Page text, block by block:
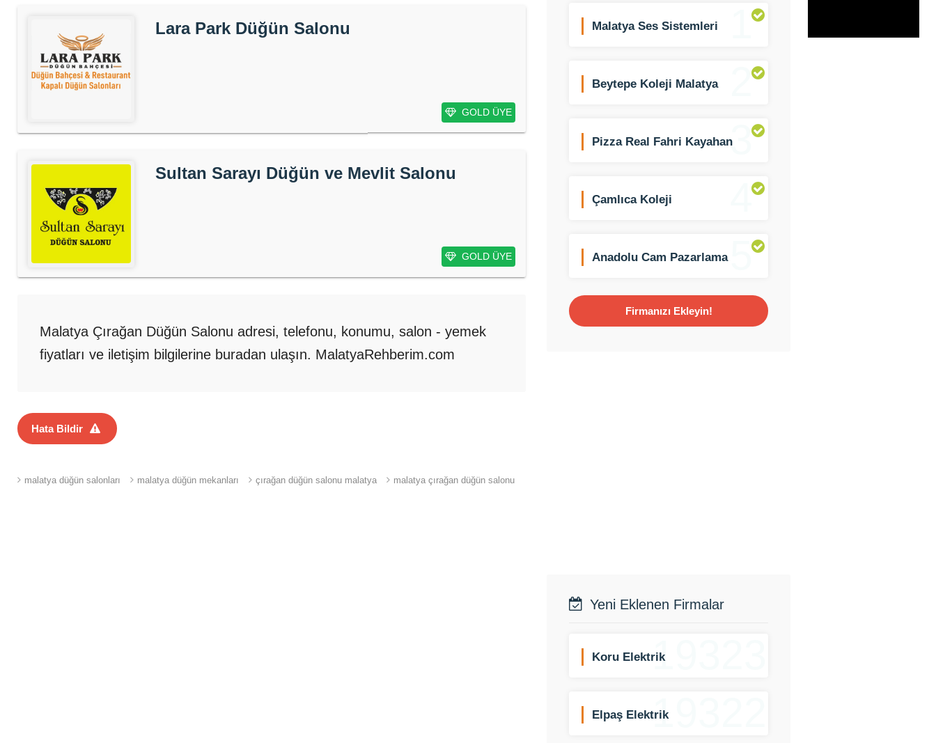
Lara Park Düğün Salonu
GOLD ÜYE
Sultan Sarayı Düğün ve Mevlit Salonu
GOLD ÜYE
Malatya Çırağan Düğün Salonu adresi, telefonu, konumu, salon - yemek
fiyatları ve iletişim bilgilerine buradan ulaşın. MalatyaRehberim.com
Hata Bildir
malatya düğün salonları malatya düğün mekanları çırağan düğün salonu malatya malatya çırağan düğün salonu
1
Malatya Ses Sistemleri
2
Beytepe Koleji Malatya
3
Pizza Real Fahri Kayahan
4
Çamlıca Koleji
5
Anadolu Cam Pazarlama
Firmanızı Ekleyin!
Yeni Eklenen Firmalar
19323
Koru Elektrik
19322
Elpaş Elektrik